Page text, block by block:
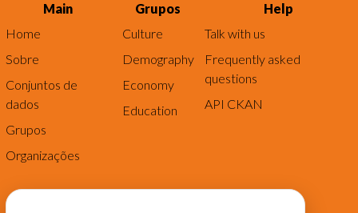
Main
Home
Sobre
Conjuntos de
dados
Grupos
Organizações
Grupos
Culture
Demography
Economy
Education
Help
Talk with us
Frequently asked
questions
API CKAN